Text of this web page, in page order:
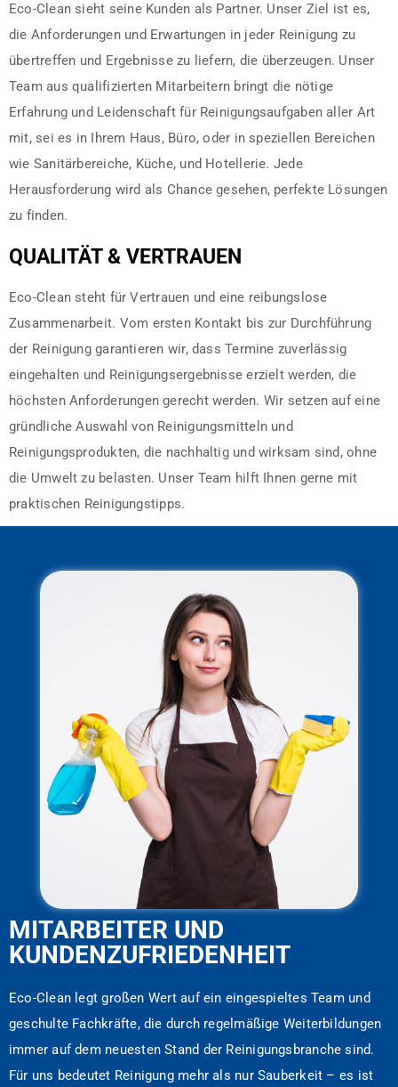
Eco-Clean sieht seine Kunden als Partner. Unser Ziel ist es,
die Anforderungen und Erwartungen in jeder Reinigung zu
übertreffen und Ergebnisse zu liefern, die überzeugen. Unser
Team aus qualifizierten Mitarbeitern bringt die nötige
Erfahrung und Leidenschaft für Reinigungsaufgaben aller Art
mit, sei es in Ihrem Haus, Büro, oder in speziellen Bereichen
wie Sanitärbereiche, Küche, und Hotellerie. Jede
Herausforderung wird als Chance gesehen, perfekte Lösungen
zu finden.
QUALITÄT & VERTRAUEN
Eco-Clean steht für Vertrauen und eine reibungslose
Zusammenarbeit. Vom ersten Kontakt bis zur Durchführung
der Reinigung garantieren wir, dass Termine zuverlässig
eingehalten und Reinigungsergebnisse erzielt werden, die
höchsten Anforderungen gerecht werden. Wir setzen auf eine
gründliche Auswahl von Reinigungsmitteln und
Reinigungsprodukten, die nachhaltig und wirksam sind, ohne
die Umwelt zu belasten. Unser Team hilft Ihnen gerne mit
praktischen Reinigungstipps.
MITARBEITER UND
KUNDENZUFRIEDENHEIT
Eco-Clean legt großen Wert auf ein eingespieltes Team und
geschulte Fachkräfte, die durch regelmäßige Weiterbildungen
immer auf dem neuesten Stand der Reinigungsbranche sind.
Für uns bedeutet Reinigung mehr als nur Sauberkeit – es ist